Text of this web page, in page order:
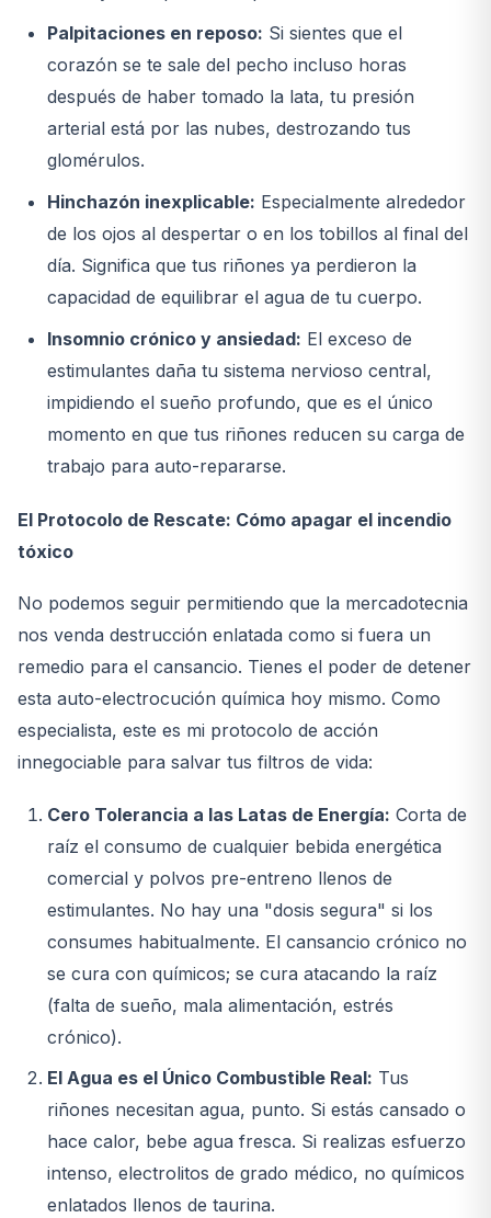
Palpitaciones en reposo: Si sientes que el
corazón se te sale del pecho incluso horas
después de haber tomado la lata, tu presión
arterial está por las nubes, destrozando tus
glomérulos.
Hinchazón inexplicable: Especialmente alrededor
de los ojos al despertar o en los tobillos al final del
día. Significa que tus riñones ya perdieron la
capacidad de equilibrar el agua de tu cuerpo.
Insomnio crónico y ansiedad: El exceso de
estimulantes daña tu sistema nervioso central,
impidiendo el sueño profundo, que es el único
momento en que tus riñones reducen su carga de
trabajo para auto-repararse.
El Protocolo de Rescate: Cómo apagar el incendio
tóxico
No podemos seguir permitiendo que la mercadotecnia
nos venda destrucción enlatada como si fuera un
remedio para el cansancio. Tienes el poder de detener
esta auto-electrocución química hoy mismo. Como
especialista, este es mi protocolo de acción
innegociable para salvar tus filtros de vida:
Cero Tolerancia a las Latas de Energía: Corta de
raíz el consumo de cualquier bebida energética
comercial y polvos pre-entreno llenos de
estimulantes. No hay una "dosis segura" si los
consumes habitualmente. El cansancio crónico no
se cura con químicos; se cura atacando la raíz
(falta de sueño, mala alimentación, estrés
crónico).
El Agua es el Único Combustible Real: Tus
riñones necesitan agua, punto. Si estás cansado o
hace calor, bebe agua fresca. Si realizas esfuerzo
intenso, electrolitos de grado médico, no químicos
enlatados llenos de taurina.